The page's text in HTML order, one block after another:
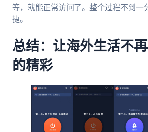
等，就能正常访问了。整个过程不到一
捷。
总结：让海外生活不
的精彩